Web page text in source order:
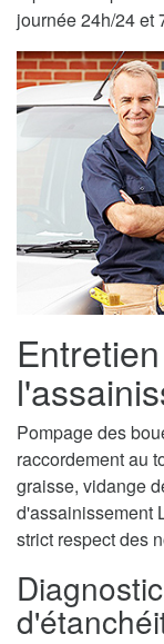
journée 24h/24 et
Pompage des
raccordement au
graisse, vidange
d'assainissement
strict respect des